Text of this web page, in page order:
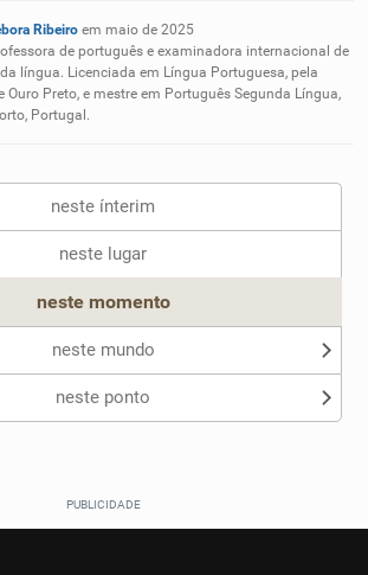
apresentados me ajudou
Ribeiro em maio de 2025
de português e examinadora internacional de
língua. Licenciada em Língua Portuguesa, pela
Ouro Preto, e mestre em Português Segunda Língua,
Portugal.
neste ínterim
neste lugar
neste momento
neste mundo
neste ponto